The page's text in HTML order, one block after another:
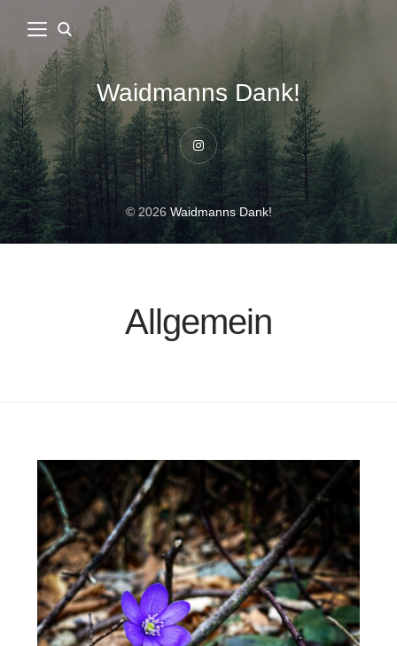
Waidmanns Dank!
Instagram
© 2026Waidmanns Dank!
Allgemein